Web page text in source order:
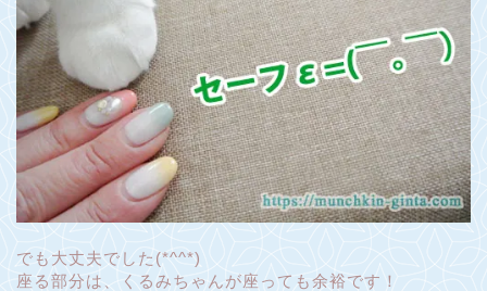
でも大丈夫でした(*^^*)
座る部分は、くるみちゃんが座っても余裕です！